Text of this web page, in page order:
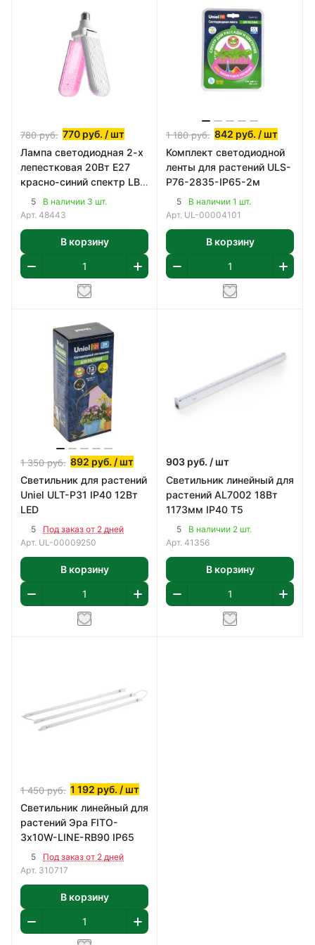
780руб. 770 руб. / шт
Лампа светодиодная 2-х
лепестковая 20Вт E27
красно-синий спектр LB-
7000
5
В наличии 3 шт.
Арт. 48443
В корзину
1 180руб. 842 руб. / шт
Комплект светодиодной
ленты для растений ULS-
P76-2835-IP65-2м
5
В наличии 1 шт.
Арт. UL-00004101
В корзину
1 350руб. 892 руб. / шт
Светильник для растений
Uniel ULT-P31 IP40 12Вт
LED
5
Под заказ от 2 дней
Арт. UL-00009250
В корзину
903 руб. / шт
Светильник линейный для
растений AL7002 18Вт
1173мм IP40 Т5
5
В наличии 2 шт.
Арт. 41356
В корзину
1 450руб. 1 192 руб. / шт
Светильник линейный для
растений Эра FITO-
3х10W-LINE-RB90 IP65
5
Под заказ от 2 дней
Арт. 310717
В корзину